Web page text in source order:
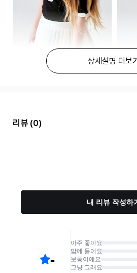
상세설명 더보기
리뷰 (0)